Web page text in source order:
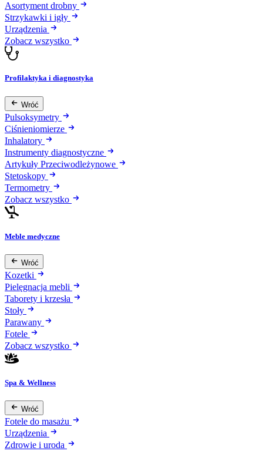
Asortyment drobny
Strzykawki i igły
Urządzenia
Zobacz wszystko
Profilaktyka i diagnostyka
Wróć
Pulsoksymetry
Ciśnieniomierze
Inhalatory
Instrumenty diagnostyczne
Artykuły Przeciwodleżynowe
Stetoskopy
Termometry
Zobacz wszystko
Meble medyczne
Wróć
Kozetki
Pielęgnacja mebli
Taborety i krzesła
Stoły
Parawany
Fotele
Zobacz wszystko
Spa & Wellness
Wróć
Fotele do masażu
Urządzenia
Zdrowie i uroda